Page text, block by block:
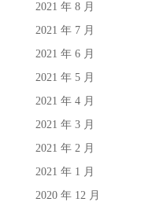
2021 年 8 月
2021 年 7 月
2021 年 6 月
2021 年 5 月
2021 年 4 月
2021 年 3 月
2021 年 2 月
2021 年 1 月
2020 年 12 月